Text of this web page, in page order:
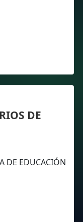
DE
EDUCACIÓN